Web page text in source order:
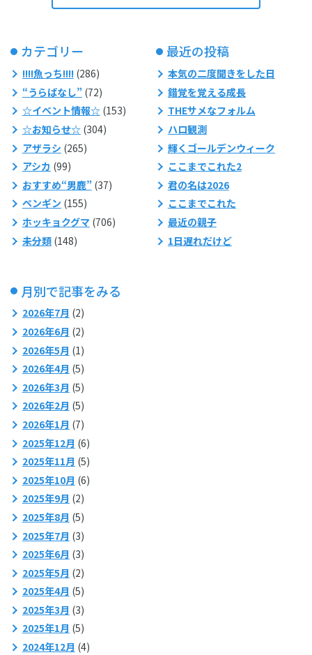
カテゴリー
!!!!魚っち!!!!(286)
“うらばなし”(72)
☆イベント情報☆(153)
☆お知らせ☆(304)
アザラシ (265)
アシカ (99)
おすすめ“男鹿”(37)
ペンギン (155)
ホッキョクグマ (706)
未分類(148)
最近の投稿
本気の二度聞きをした日
錯覚を覚える成長
THEサメなフォルム
ハロ観測
輝くゴールデンウィーク
ここまでこれた2
君の名は2026
ここまでこれた
最近の親子
1日遅れだけど
月別で記事をみる
2026年7月 (2)
2026年6月 (2)
2026年5月 (1)
2026年4月 (5)
2026年3月 (5)
2026年2月 (5)
2026年1月 (7)
2025年12月 (6)
2025年11月 (5)
2025年10月 (6)
2025年9月 (2)
2025年8月 (5)
2025年7月 (3)
2025年6月 (3)
2025年5月 (2)
2025年4月 (5)
2025年3月 (3)
2025年1月 (5)
2024年12月 (4)